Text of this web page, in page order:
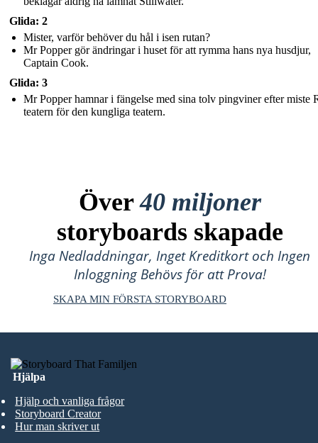
Glida: 2
Mister, varför behöver du hål i isen rutan?
Mr Popper gör ändringar i huset för att rymma hans nya husdjur,
Captain Cook.
Glida: 3
Mr Popper hamnar i fängelse med sina tolv pingviner efter miste
teatern för den kungliga teatern.
Över40 miljoner
storyboards skapade
Inga Nedladdningar, Inget Kreditkort och Ingen
Inloggning Behövs för att Prova!
SKAPA MIN FÖRSTA STORYBOARD
Hjälpa
Hjälp och vanliga frågor
Storyboard Creator
Hur man skriver ut